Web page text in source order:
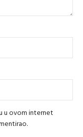
u ovom internet